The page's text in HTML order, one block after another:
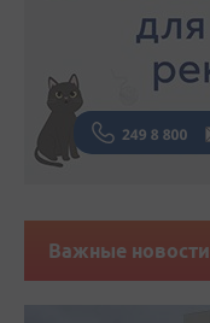
Важные новости